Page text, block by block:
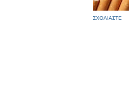
ΣΧΟΛΙΑΣΤΕ